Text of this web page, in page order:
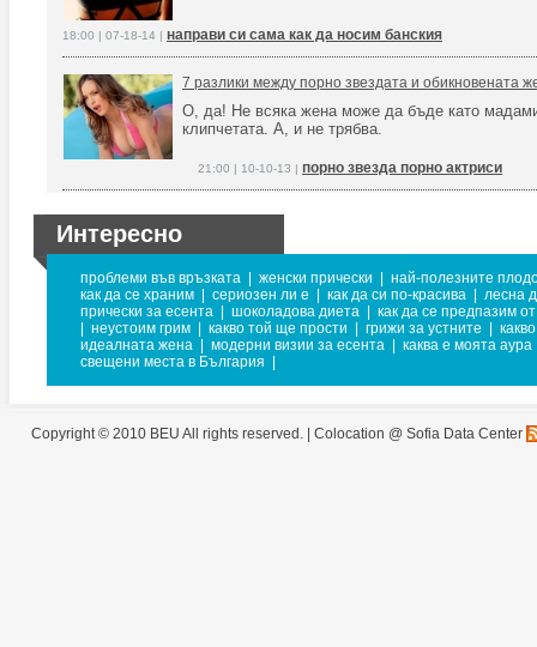
18:00 | 07-18-14 | направи си сама как да носим банския
7 разлики между порно звездата и обикновената
О, да! Не всяка жена може да бъде като
клипчетата. А, и не трябва.
21:00 | 10-10-13 | порно звезда порно актриси
Интересно
проблеми във връзката женски прически
най-полезните
как да се храним
сериозен ли е как да си по-красива
лесна
прически за есента
шоколадова диета
как да се предпазим
неустоим грим какво той ще прости грижи за устните
идеалната жена
модерни визии за есента
каква е моята аура
свещени места в България
Copyright © 2010 BEU All rights reserved. | Colocation @ Sofia Data Center